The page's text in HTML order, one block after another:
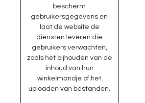
bescherm
gebruikersgegevens en
laat de website de
diensten leveren die
gebruikers verwachten,
zoals het bijhouden van de
inhoud van hun
winkelmandje of het
uploaden van bestanden.